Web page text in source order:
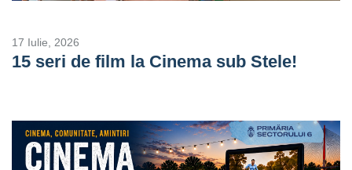
17 Iulie, 2026
15 seri de film la Cinema sub Stele!